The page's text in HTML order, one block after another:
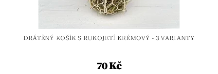
DRÁTĚNÝ KOŠÍK S RUKOJETÍ KRÉMOVÝ - 3 VARIANTY
70 Kč